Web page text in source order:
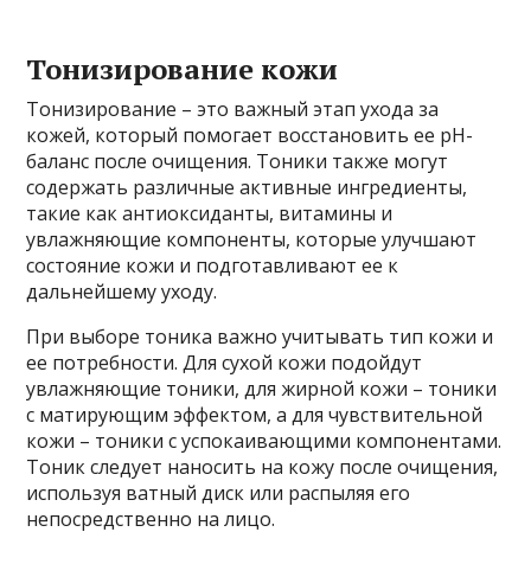
Тонизирование кожи
Тонизирование – это важный этап ухода за
кожей, который помогает восстановить ее pH-
баланс после очищения. Тоники также могут
содержать различные активные ингредиенты,
такие как антиоксиданты, витамины и
увлажняющие компоненты, которые улучшают
состояние кожи и подготавливают ее к
дальнейшему уходу.
При выборе тоника важно учитывать тип кожи и
ее потребности. Для сухой кожи подойдут
увлажняющие тоники, для жирной кожи – тоники
с матирующим эффектом, а для чувствительной
кожи – тоники с успокаивающими компонентами.
Тоник следует наносить на кожу после очищения,
используя ватный диск или распыляя его
непосредственно на лицо.